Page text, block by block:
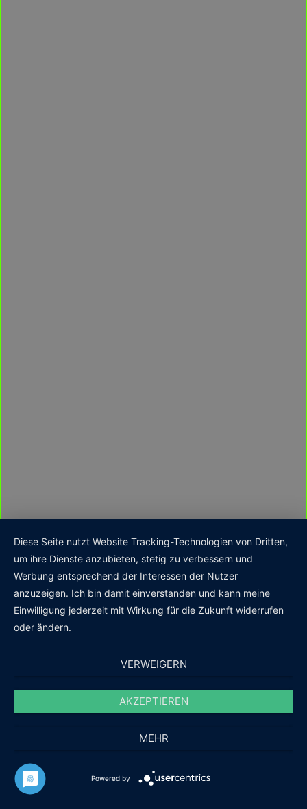
Diese Seite nutzt Website Tracking-Technologien von Dritten,
um ihre Dienste anzubieten, stetig zu verbessern und
Werbung entsprechend der Interessen der Nutzer
anzuzeigen. Ich bin damit einverstanden und kann meine
Einwilligung jederzeit mit Wirkung für die Zukunft widerrufen
oder ändern.
VERWEIGERN
AKZEPTIEREN
MEHR
Powered by